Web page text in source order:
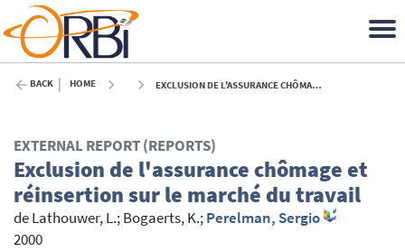
BACK HOME EXCLUSION DE L'ASSURANCE CHÔMAGE ET RÉINSERTION SUR LE MARCHÉ DU TRAVAIL - 2000
EXTERNAL REPORT (REPORTS)
Exclusion de l'assurance chômage et
réinsertion sur le marché du travail
de Lathouwer, L.;Bogaerts, K.;Perelman, Sergio
2000